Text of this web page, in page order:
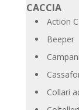
CACCIA
Action
Beeper
Campani
Collari